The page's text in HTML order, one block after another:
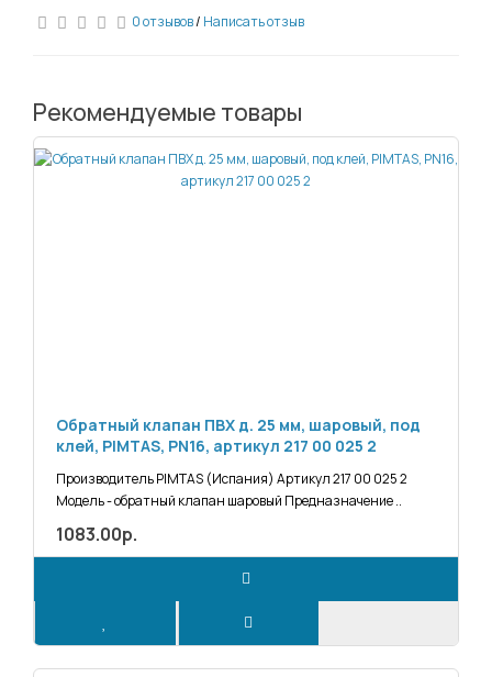
0 отзывов/ Написать отзыв
Рекомендуемые товары
Обратный клапан ПВХ д. 25 мм, шаровый, под
клей, PIMTAS, PN16, артикул 217 00 025 2
Производитель PIMTAS (Испания) Артикул 217 00 025 2
Модель - обратный клапан шаровый Предназначение ..
1083.00р.